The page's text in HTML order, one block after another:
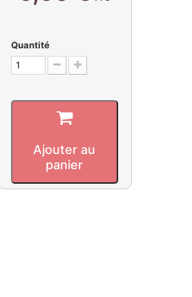
Quantité
Ajouter au
panier